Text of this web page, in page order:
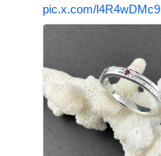
pic.x.com/